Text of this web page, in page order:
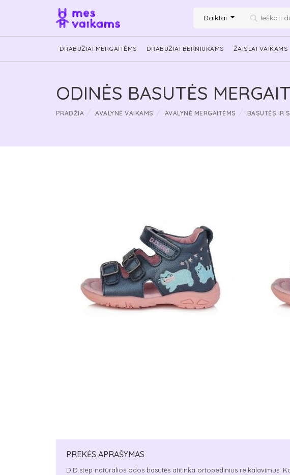
Daiktai
DRABUŽIAI MERGAITĖMS DRABUŽIAI BERNIUKAMS ŽAISLAI VAIKAMS
ODINĖS BASUTĖS
PRADŽIA AVALYNĖ VAIKAMS AVALYNĖ MERGAITĖMS BASUTĖS IR
PREKĖS APRAŠYMAS
D.D.step natūralios odos basutės atitinka ortopedinius reikalavimus.